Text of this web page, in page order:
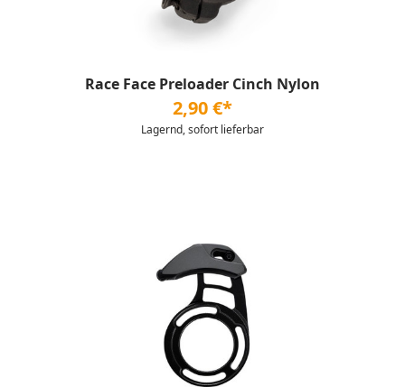
Race Face Preloader Cinch Nylon
2,90 €*
Lagernd, sofort lieferbar